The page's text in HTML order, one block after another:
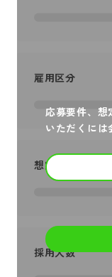
応募要件、想
いただくには
雇用区分
想定年収
採用人数